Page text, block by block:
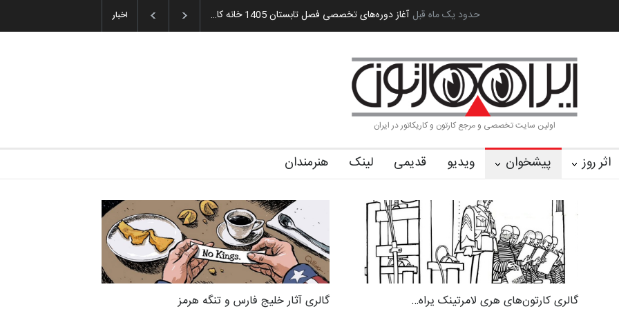
اخبار گزارش تصویری آیین اختتامیه و اهدای جوایز سوم… به یاد اردوغان باشول (۱۹۳۶–۲۰۲۶) بین‌المل… 2 ماه قبل
اولین سایت تخصصی و مرجع کارتون و کاریکاتور در ایران
اثر روز پیشخوان ویدیو قدیمی لینک هنرمندان
گالری آثار خلیج فارس و تنگه هرمز گالری کارتون‌های هری لامرتینک یراه…